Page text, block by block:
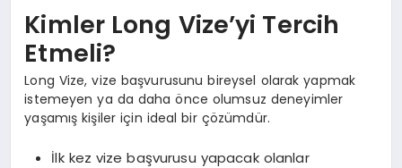
Kimler Long Vize’yi Tercih
Etmeli?
Long Vize, vize başvurusunu bireysel olarak yapmak
istemeyen ya da daha önce olumsuz deneyimler
yaşamış kişiler için ideal bir çözümdür.
İlk kez vize başvurusu yapacak olanlar